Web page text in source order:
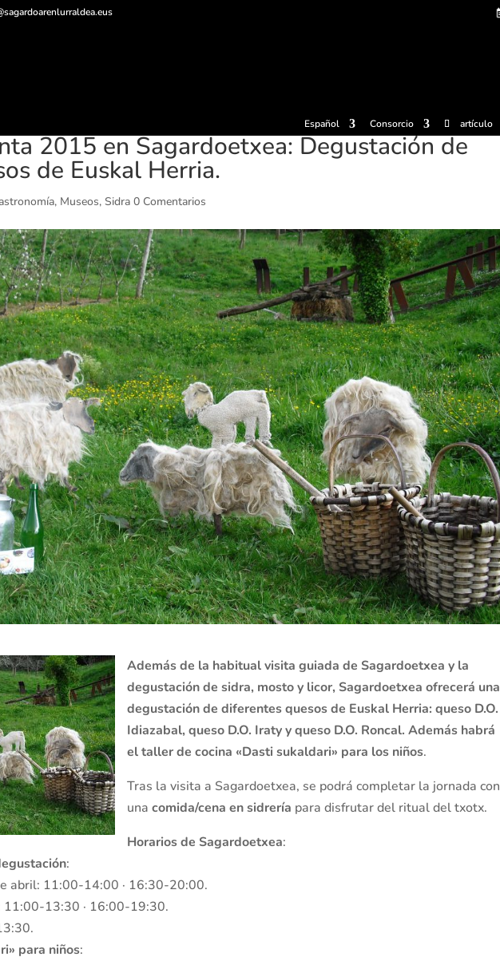
Español Consorcio artículo
2015 en Sagardoetxea: Degustación de
de Euskal Herria.
, Museos,Sidra 0 Comentarios
Además de la habitual visita guiada de Sagardoetxea y la
degustación de sidra, mosto y licor, Sagardoetxea ofrecerá una
degustación de diferentes quesos de Euskal Herria: queso D.O.
Idiazabal, queso D.O. Iraty y queso D.O. Roncal. Además habrá
el taller de cocina «Dasti sukaldari» para los niños.
Tras la visita a Sagardoetxea, se podrá completar la jornada con
unacomida/cena en sidrería para disfrutar del ritual del txotx.
Horarios de Sagardoetxea:
:
abril: 11:00-14:00 · 16:30-20:00.
11:00-13:30 · 16:00-19:30.
para niños: